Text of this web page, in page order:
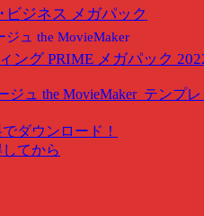
ビジネス メガパック
ジュ the MovieMaker
ング PRIME メガパック
ジュ the MovieMakerテンプ
ダウンロード！
てから